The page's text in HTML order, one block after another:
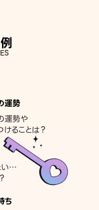
運勢
運勢や
ることは？
い…
ち